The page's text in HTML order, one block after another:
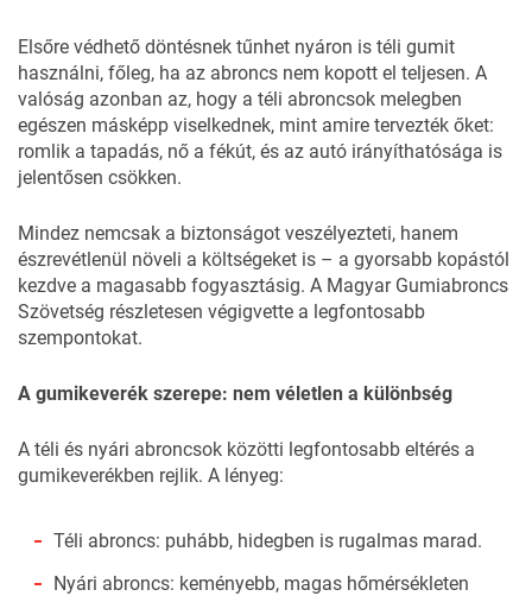
Elsőre védhető döntésnek tűnhet nyáron is téli gumit
használni, főleg, ha az abroncs nem kopott el teljesen. A
valóság azonban az, hogy a téli abroncsok melegben
egészen másképp viselkednek, mint amire tervezték őket:
romlik a tapadás, nő a fékút, és az autó irányíthatósága is
jelentősen csökken.
Mindez nemcsak a biztonságot veszélyezteti, hanem
észrevétlenül növeli a költségeket is – a gyorsabb kopástól
kezdve a magasabb fogyasztásig. A Magyar Gumiabroncs
Szövetség részletesen végigvette a legfontosabb
szempontokat.
A gumikeverék szerepe: nem véletlen a különbség
A téli és nyári abroncsok közötti legfontosabb eltérés a
gumikeverékben rejlik. A lényeg:
Téli abroncs: puhább, hidegben is rugalmas marad.
Nyári abroncs: keményebb, magas hőmérsékleten